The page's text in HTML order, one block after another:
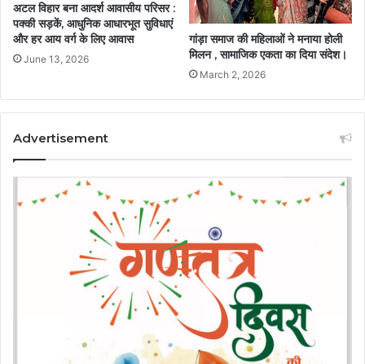
अटल विहार बना आदर्श आवासीय परिसर :
पक्की सड़कें, आधुनिक आधारभूत सुविधाएं
और हर आय वर्ग के लिए आवास
June 13, 2026
गांड़ा समाज की महिलाओं ने मनाया होली
मिलन , सामाजिक एकता का दिया संदेश।
March 2, 2026
Advertisement